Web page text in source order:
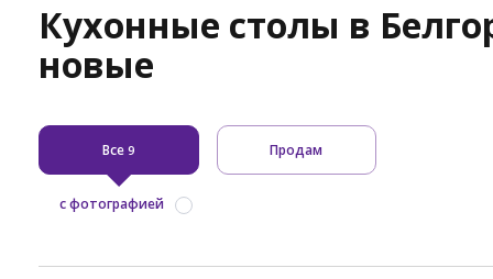
Кухонные столы в
новые
Все9 Продам
с фотографией